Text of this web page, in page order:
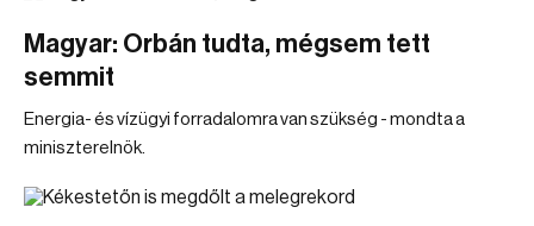
Magyar: Orbán tudta, mégsem tett
semmit
Energia- és vízügyi forradalomra van szükség - mondta a
miniszterelnök.